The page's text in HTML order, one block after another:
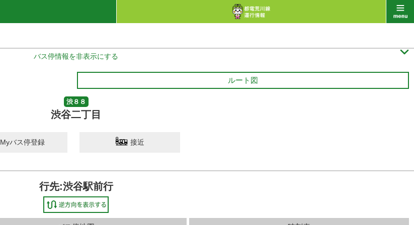
バス停情報を非表示にする 
ルート図
渋８８
渋谷二丁目
Myバス停登録 接近
行先:渋谷駅前行